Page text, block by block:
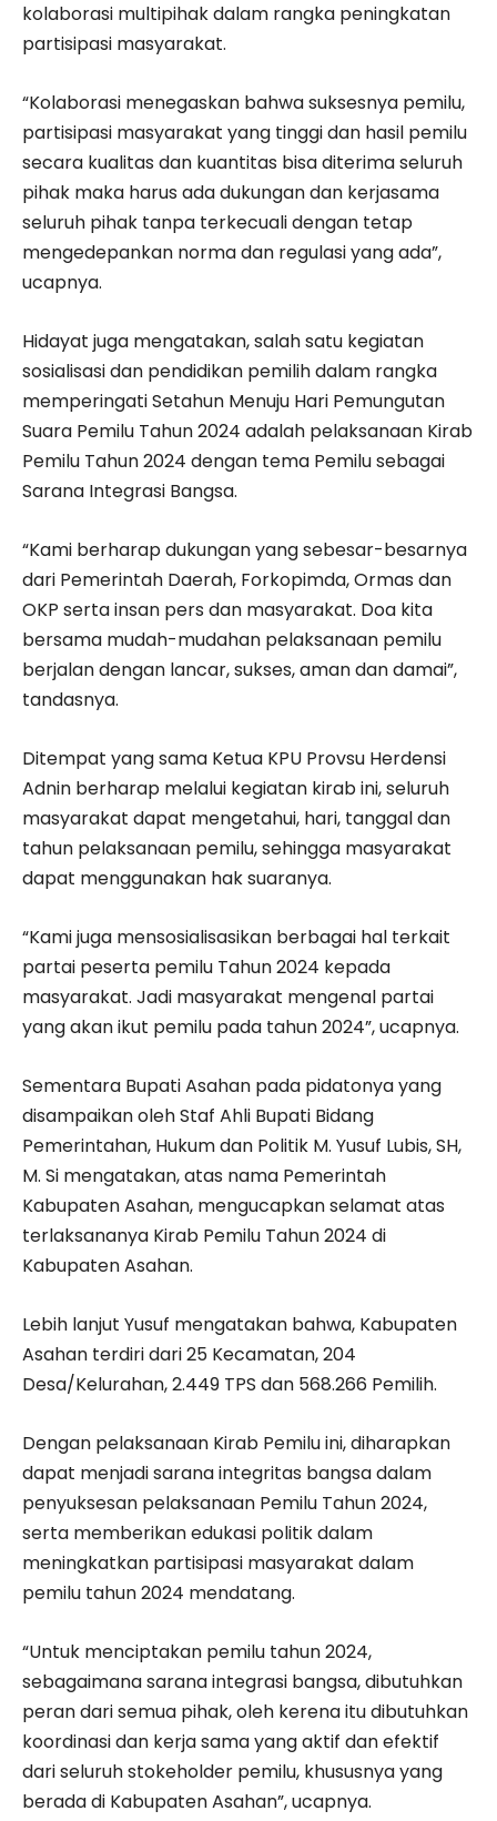
kolaborasi multipihak dalam rangka peningkatan
partisipasi masyarakat.
“Kolaborasi menegaskan bahwa suksesnya pemilu,
partisipasi masyarakat yang tinggi dan hasil pemilu
secara kualitas dan kuantitas bisa diterima seluruh
pihak maka harus ada dukungan dan kerjasama
seluruh pihak tanpa terkecuali dengan tetap
mengedepankan norma dan regulasi yang ada”,
ucapnya.
Hidayat juga mengatakan, salah satu kegiatan
sosialisasi dan pendidikan pemilih dalam rangka
memperingati Setahun Menuju Hari Pemungutan
Suara Pemilu Tahun 2024 adalah pelaksanaan Kirab
Pemilu Tahun 2024 dengan tema Pemilu sebagai
Sarana Integrasi Bangsa.
“Kami berharap dukungan yang sebesar-besarnya
dari Pemerintah Daerah, Forkopimda, Ormas dan
OKP serta insan pers dan masyarakat. Doa kita
bersama mudah-mudahan pelaksanaan pemilu
berjalan dengan lancar, sukses, aman dan damai”,
tandasnya.
Ditempat yang sama Ketua KPU Provsu Herdensi
Adnin berharap melalui kegiatan kirab ini, seluruh
masyarakat dapat mengetahui, hari, tanggal dan
tahun pelaksanaan pemilu, sehingga masyarakat
dapat menggunakan hak suaranya.
“Kami juga mensosialisasikan berbagai hal terkait
partai peserta pemilu Tahun 2024 kepada
masyarakat. Jadi masyarakat mengenal partai
yang akan ikut pemilu pada tahun 2024”, ucapnya.
Sementara Bupati Asahan pada pidatonya yang
disampaikan oleh Staf Ahli Bupati Bidang
Pemerintahan, Hukum dan Politik M. Yusuf Lubis, SH,
M. Si mengatakan, atas nama Pemerintah
Kabupaten Asahan, mengucapkan selamat atas
terlaksananya Kirab Pemilu Tahun 2024 di
Kabupaten Asahan.
Lebih lanjut Yusuf mengatakan bahwa, Kabupaten
Asahan terdiri dari 25 Kecamatan, 204
Desa/Kelurahan, 2.449 TPS dan 568.266 Pemilih.
Dengan pelaksanaan Kirab Pemilu ini, diharapkan
dapat menjadi sarana integritas bangsa dalam
penyuksesan pelaksanaan Pemilu Tahun 2024,
serta memberikan edukasi politik dalam
meningkatkan partisipasi masyarakat dalam
pemilu tahun 2024 mendatang.
“Untuk menciptakan pemilu tahun 2024,
sebagaimana sarana integrasi bangsa, dibutuhkan
peran dari semua pihak, oleh kerena itu dibutuhkan
koordinasi dan kerja sama yang aktif dan efektif
dari seluruh stokeholder pemilu, khususnya yang
berada di Kabupaten Asahan”, ucapnya.